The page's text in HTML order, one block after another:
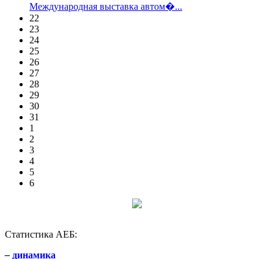
Международная выставка автом�...
22
23
24
25
26
27
28
29
30
31
1
2
3
4
5
6
Статистика АЕБ:
– динамика